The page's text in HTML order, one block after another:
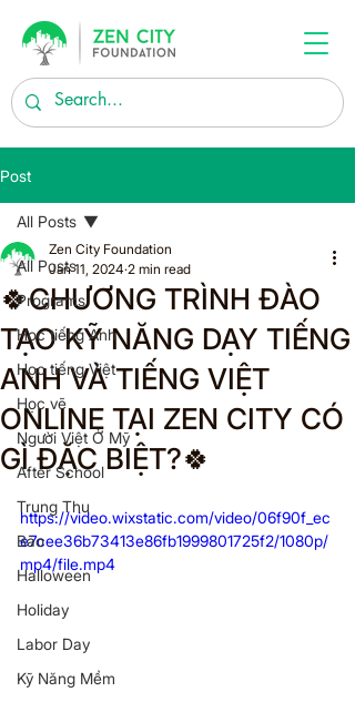
Post
All Posts
Programs
Học tiếng Anh
Học tiếng Việt
Học vẽ
Người Việt Ở Mỹ
After School
Trung Thu
Bão
Halloween
Holiday
Labor Day
Kỹ Năng Mềm
All Posts
🍀CHƯƠNG TRÌNH ĐÀO
TẠO KỸ NĂNG DẠY TIẾNG
ANH VÀ TIẾNG VIỆT
ONLINE TẠI ZEN CITY CÓ
GÌ ĐẶC BIỆT?🍀
Zen City Foundation
Jan 11, 2024 2 min read
https://video.wixstatic.com/video/06f90f_ec
e7cee36b73413e86fb1999801725f2/1080p/
mp4/file.mp4